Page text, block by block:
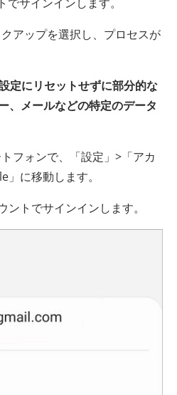
サインインします。
アップを選択し、プロセスが
定にリセットせずに部分的な
、メールなどの特定のデータ
フォンで、「設定」>「アカ
に移動します。
トでサインインします。